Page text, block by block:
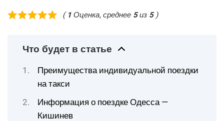
( 1 Оценка, среднее 5из 5)
Что будет в статье
Преимущества индивидуальной поездки
на такси
Информация о поездке Одесса —
Кишинев